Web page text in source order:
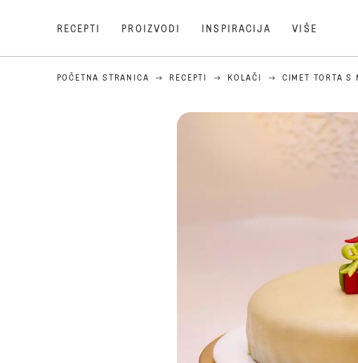
RECEPTI PROIZVODI INSPIRACIJA VIŠE
POČETNA STRANICA RECEPTI KOLAČI CIMET TORTA S